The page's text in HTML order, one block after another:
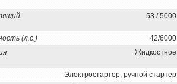
53 / 5000
(л.с.)
42/6000
Жидкостное
Электростартер, ручной стартер